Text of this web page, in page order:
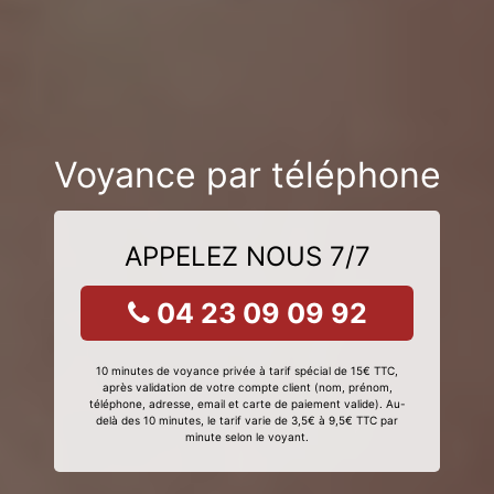
Voyance par téléphone
APPELEZ NOUS 7/7
04 23 09 09 92
10 minutes de voyance privée à tarif spécial de 15€ TTC,
après validation de votre compte client (nom, prénom,
téléphone, adresse, email et carte de paiement valide). Au-
delà des 10 minutes, le tarif varie de 3,5€ à 9,5€ TTC par
minute selon le voyant.